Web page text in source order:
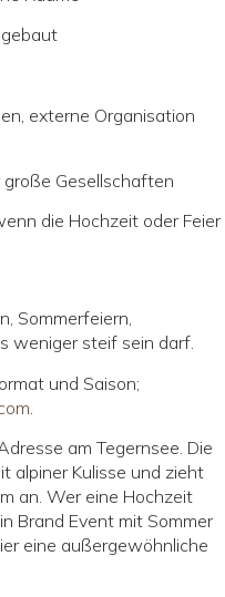
externe Organisation
Gesellschaften
die Hochzeit oder Feier
Sommerfeiern,
weniger steif sein darf.
und Saison;
am Tegernsee. Die
alpiner Kulisse und zieht
an. Wer eine Hochzeit
Brand Event mit Sommer
eine außergewöhnliche